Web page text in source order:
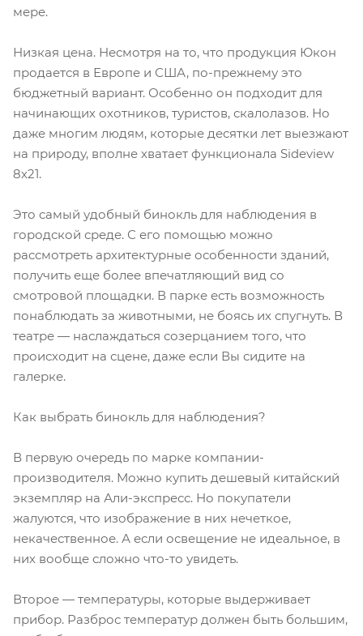
мере.
Низкая цена. Несмотря на то, что продукция Юкон
продается в Европе и США, по-прежнему это
бюджетный вариант. Особенно он подходит для
начинающих охотников, туристов, скалолазов. Но
даже многим людям, которые десятки лет выезжают
на природу, вполне хватает функционала Sideview
8х21.
Это самый удобный бинокль для наблюдения в
городской среде. С его помощью можно
рассмотреть архитектурные особенности зданий,
получить еще более впечатляющий вид со
смотровой площадки. В парке есть возможность
понаблюдать за животными, не боясь их спугнуть. В
театре — наслаждаться созерцанием того, что
происходит на сцене, даже если Вы сидите на
галерке.
Как выбрать бинокль для наблюдения?
В первую очередь по марке компании-
производителя. Можно купить дешевый китайский
экземпляр на Али-экспресс. Но покупатели
жалуются, что изображение в них нечеткое,
некачественное. А если освещение не идеальное, в
них вообще сложно что-то увидеть.
Второе — температуры, которые выдерживает
прибор. Разброс температур должен быть большим,